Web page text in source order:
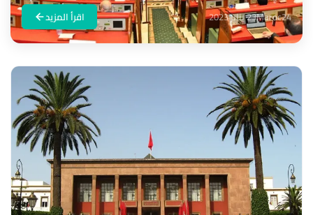
Maroc2423 يناير 2023 اقرأ المزيد